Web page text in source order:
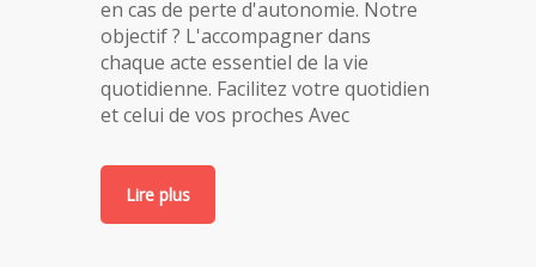
en cas de perte d'autonomie. Notre
objectif ? L'accompagner dans
chaque acte essentiel de la vie
quotidienne. Facilitez votre quotidien
et celui de vos proches Avec
Lire plus